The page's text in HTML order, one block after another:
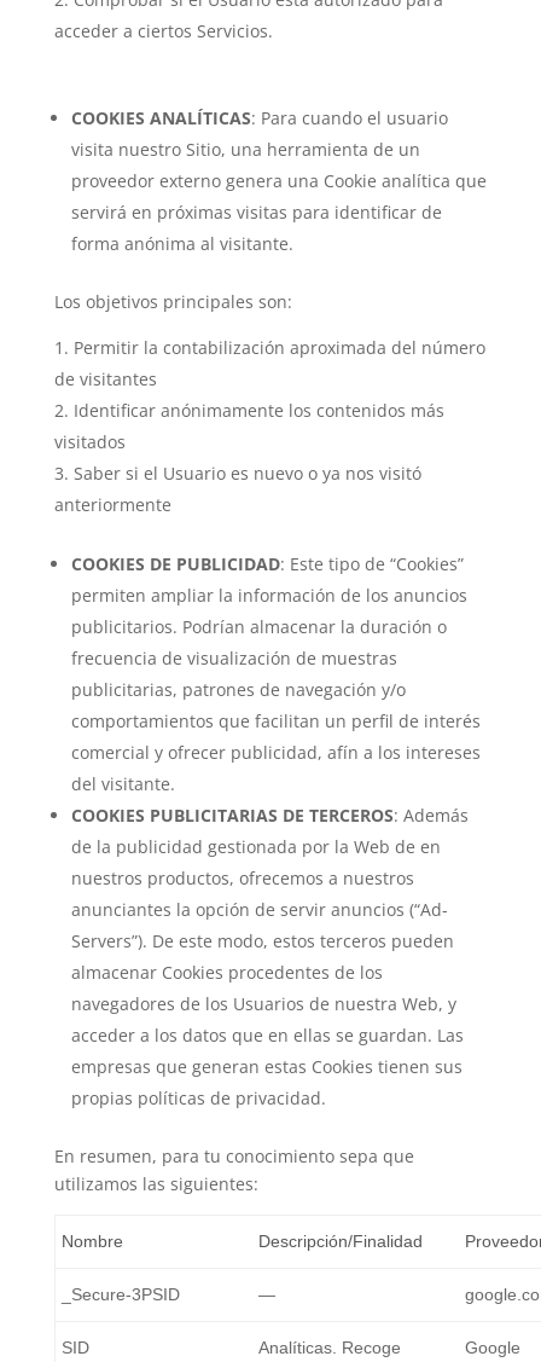
acceder a ciertos Servicios.
COOKIES ANALÍTICAS: Para cuando el usuario
visita nuestro Sitio, una herramienta de un
proveedor externo genera una Cookie analítica que
servirá en próximas visitas para identificar de
forma anónima al visitante.
Los objetivos principales son:
Permitir la contabilización aproximada del número
de visitantes
Identificar anónimamente los contenidos más
visitados
Saber si el Usuario es nuevo o ya nos visitó
anteriormente
COOKIES DE PUBLICIDAD: Este tipo de “Cookies”
permiten ampliar la información de los anuncios
publicitarios. Podrían almacenar la duración o
frecuencia de visualización de muestras
publicitarias, patrones de navegación y/o
comportamientos que facilitan un perfil de interés
comercial y ofrecer publicidad, afín a los intereses
del visitante.
COOKIES PUBLICITARIAS DE TERCEROS: Además
de la publicidad gestionada por la Web de en
nuestros productos, ofrecemos a nuestros
anunciantes la opción de servir anuncios (“Ad-
Servers”). De este modo, estos terceros pueden
almacenar Cookies procedentes de los
navegadores de los Usuarios de nuestra Web, y
acceder a los datos que en ellas se guardan. Las
empresas que generan estas Cookies tienen sus
propias políticas de privacidad.
En resumen, para tu conocimiento sepa que
utilizamos las siguientes:
Nombre Descripción/Finalidad
_Secure-3PSID —
SID
Analíticas. Recoge
Google